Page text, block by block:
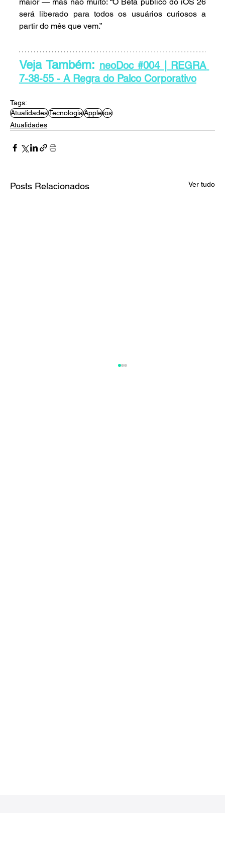
maior — mas não muito: “O Beta público do iOS 26
será liberado para todos os usuários curiosos a
partir do mês que vem.”
Veja Também: neoDoc #004 | REGRA
7-38-55 - A Regra do Palco Corporativo
Tags:
AtualidadesTecnologiaAppleios
Atualidades
Posts Relacionados Ver tudo